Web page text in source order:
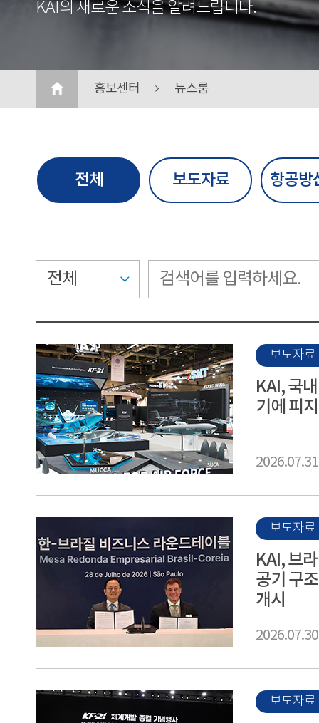
KAI의 새로운 소식을 알려드립니다.
홍보센터 뉴스룸
전체 보도자료 항공방
보도자료
KAI, 국
기에 피
2026.07.31
보도자료
KAI, 브
공기 구
개시
2026.07.30
보도자료